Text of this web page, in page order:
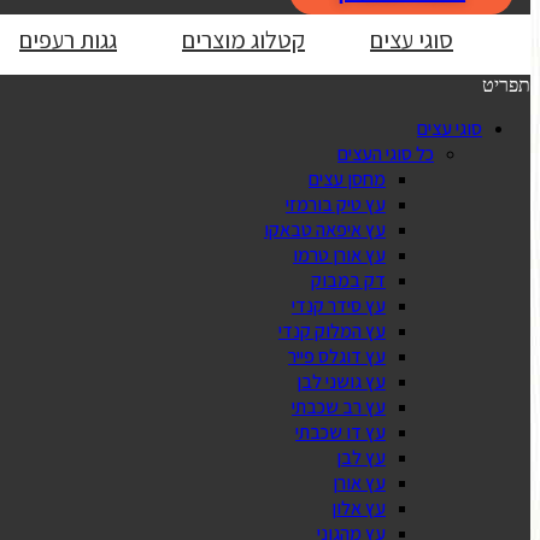
סוגי עצים קטלוג מוצרים גגות רעפים
תפריט
סוגי עצים
כל סוגי העצים
מחסן עצים
עץ טיק בורמזי
עץ איפאה טבאקו
עץ אורן טרמו
דק במבוק
עץ סידר קנדי
עץ המלוק קנדי
עץ דוגלס פייר
עץ גושני לבן
עץ רב שכבתי
עץ דו שכבתי
עץ לבן
עץ אורן
עץ אלון
עץ מהגוני